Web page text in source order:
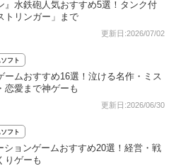
』水鉄砲人気おすすめ5選！タンク付
トリンガー」まで
更新日:2026/07/02
フト
ームおすすめ16選！泣ける名作・ミス
恋愛まで神ゲーも
更新日:2026/06/30
フト
ションゲームおすすめ20選！経営・戦
りゲーも